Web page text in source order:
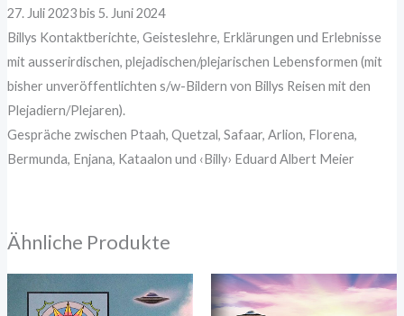
27. Juli 2023 bis 5. Juni 2024
Billys Kontaktberichte, Geisteslehre, Erklärungen und Erlebnisse
mit ausserirdischen, plejadischen/plejarischen Lebensformen (mit
bisher unveröffentlichten s/w-Bildern von Billys Reisen mit den
Plejadiern/Plejaren).
Gespräche zwischen Ptaah, Quetzal, Safaar, Arlion, Florena,
Bermunda, Enjana, Kataalon und ‹Billy› Eduard Albert Meier
Ähnliche Produkte